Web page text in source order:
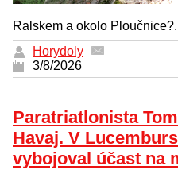
Ralskem a okolo
Horydoly
3/8/2026
Paratriatlonista
Havaj. V
vybojoval účast na